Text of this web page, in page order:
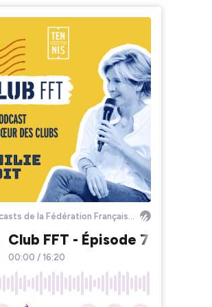
Les podcasts de la Fédération Française de Tennis
Club FFT - Épisode 7 : à
00:00 / 16:20